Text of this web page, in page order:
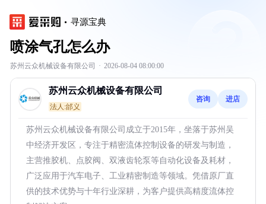
寻源宝典
喷涂气孔怎么办
苏州云众机械设备有限公司 · 2026-08-04 08:00:00
苏州云众机械设备有限公司
法人:邰义
咨询 进店
苏州云众机械设备有限公司成立于2015年，坐落于苏州吴
中经济开发区，专注于精密流体控制设备的研发与制造，
主营推胶机、点胶阀、双液齿轮泵等自动化设备及耗材，
广泛应用于汽车电子、工业精密制造等领域。凭借原厂直
供的技术优势与十年行业深耕，为客户提供高精度流体控